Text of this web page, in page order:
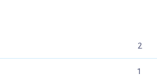
2
1